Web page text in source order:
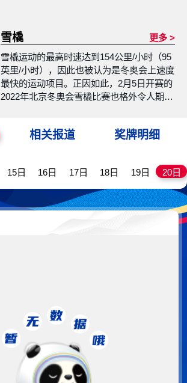
雪橇
更多 >
雪橇运动的最高时速达到154公里/小时（95
英里/小时），因此也被认为是冬奥会上速度
最快的运动项目。正因如此，2月5日开赛的
2022年北京冬奥会雪橇比赛也格外令人期
人雪橇以及团体接力。
相关报道 奖牌明细
15日 16日 17日 18日 19日 20日